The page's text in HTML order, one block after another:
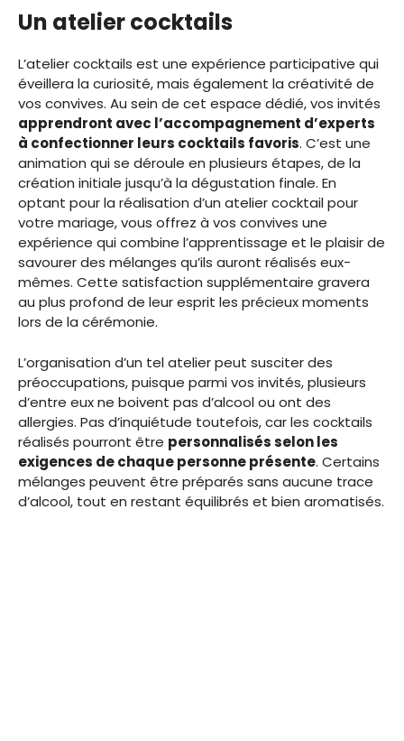
Un atelier cocktails
L’atelier cocktails est une expérience participative qui
éveillera la curiosité, mais également la créativité de
vos convives. Au sein de cet espace dédié, vos invités
apprendront avec l’accompagnement d’experts
à confectionner leurs cocktails favoris. C’est une
animation qui se déroule en plusieurs étapes, de la
création initiale jusqu’à la dégustation finale. En
optant pour la réalisation d’un atelier cocktail pour
votre mariage, vous offrez à vos convives une
expérience qui combine l’apprentissage et le plaisir de
savourer des mélanges qu’ils auront réalisés eux-
mêmes. Cette satisfaction supplémentaire gravera
au plus profond de leur esprit les précieux moments
lors de la cérémonie.
L’organisation d’un tel atelier peut susciter des
préoccupations, puisque parmi vos invités, plusieurs
d’entre eux ne boivent pas d’alcool ou ont des
allergies. Pas d’inquiétude toutefois, car les cocktails
réalisés pourront être personnalisés selon les
exigences de chaque personne présente. Certains
mélanges peuvent être préparés sans aucune trace
d’alcool, tout en restant équilibrés et bien aromatisés.